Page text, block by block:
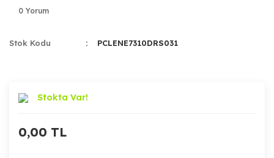
0 Yorum
Stok Kodu PCLENE7310DRS031
Stokta Var!
0,00 TL